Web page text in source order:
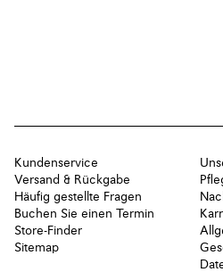
Kundenservice
Versand & Rückgabe
Häufig gestellte Fragen
Buchen Sie einen Termin
Store-Finder
Sitemap